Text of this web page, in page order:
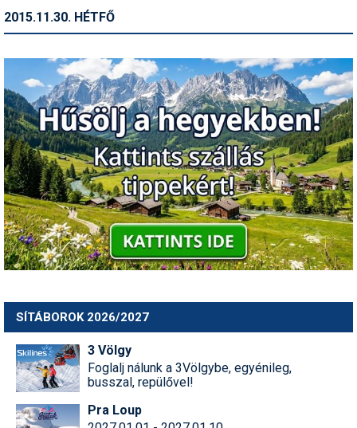
2015.11.30. HÉTFŐ
SÍTÁBOROK 2026/2027
3 Völgy
Foglalj nálunk a 3Völgybe, egyénileg,
busszal, repülővel!
Pra Loup